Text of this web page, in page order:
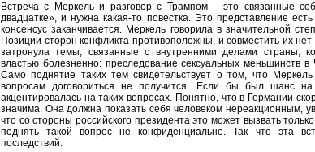
Встреча с Меркель и разговор с Трампом – это связанные
двадцатке», и нужна какая-то повестка. Это представление
консенсус заканчивается. Меркель говорила в значительной
Позиции сторон конфликта противоположны, и совместить их
затронула темы, связанные с внутренними делами страны,
властью болезненно: преследование сексуальных меньшинств
Само поднятие таких тем свидетельствует о том, что
вопросам договориться не получится. Если бы был шанс
акцентировалась на таких вопросах. Понятно, что в Германии
значима. Она должна показать себя человеком нереакционным,
что со стороны российского президента это может вызвать
поднять такой вопрос не конфиденциально. Так что эта
последствий.